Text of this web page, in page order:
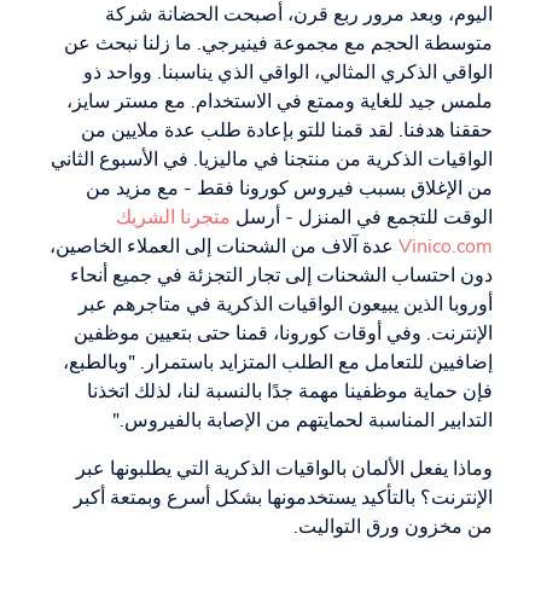
اليوم، وبعد مرور ربع قرن، أصبحت الحضانة شركة
متوسطة الحجم مع مجموعة فينيرجي. ما زلنا نبحث عن
الواقي الذكري المثالي، الواقي الذي يناسبنا. وواحد ذو
ملمس جيد للغاية وممتع في الاستخدام. مع مستر سايز،
حققنا هدفنا. لقد قمنا للتو بإعادة طلب عدة ملايين من
الواقيات الذكرية من منتجنا في ماليزيا. في الأسبوع الثاني
من الإغلاق بسبب فيروس كورونا فقط - مع مزيد من
الوقت للتجمع في المنزل - أرسل متجرنا الشريك
Vinico.com عدة آلاف من الشحنات إلى العملاء الخاصين،
دون احتساب الشحنات إلى تجار التجزئة في جميع أنحاء
أوروبا الذين يبيعون الواقيات الذكرية في متاجرهم عبر
الإنترنت. وفي أوقات كورونا، قمنا حتى بتعيين موظفين
إضافيين للتعامل مع الطلب المتزايد باستمرار. "وبالطبع،
فإن حماية موظفينا مهمة جدًا بالنسبة لنا، لذلك اتخذنا
التدابير المناسبة لحمايتهم من الإصابة بالفيروس."
وماذا يفعل الألمان بالواقيات الذكرية التي يطلبونها عبر
الإنترنت؟ بالتأكيد يستخدمونها بشكل أسرع وبمتعة أكبر
من مخزون ورق التواليت.